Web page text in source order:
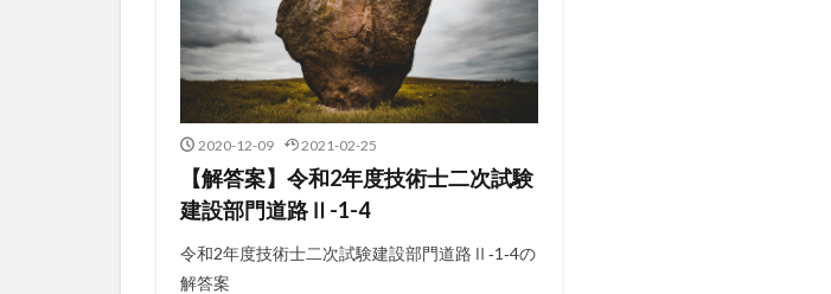
2020-12-09 2021-02-25
【解答案】令和2年度技術士二次試験
建設部門道路Ⅱ-1-4
令和2年度技術士二次試験建設部門道路Ⅱ‐1‐4の
解答案